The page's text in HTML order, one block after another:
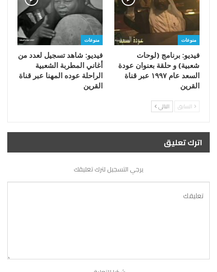
منوعات
فيديو: برنامج (لوحات
شعبية) و حلقة بعنوان عودة
السعد عام ١٩٩٧ عبر قناة
القرين
منوعات
فيديو: شاهد تسجيل لعدد من
أغاني المطربة الشعبية
الراحلة عوده المهنا عبر قناة
القرين
السابق التالي
اترك تعليق
يرجي التسجيل لترك تعليقك